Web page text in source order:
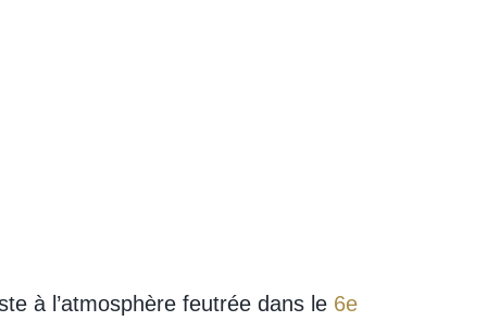
à l’atmosphère feutrée dans le 6e